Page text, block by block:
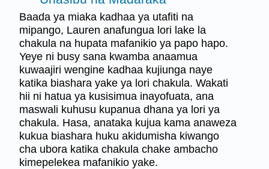
Baada ya miaka kadhaa ya utafiti na
mipango, Lauren anafungua lori lake la
chakula na hupata mafanikio ya papo hapo.
Yeye ni busy sana kwamba anaamua
kuwaajiri wengine kadhaa kujiunga naye
katika biashara yake ya lori chakula. Wakati
hii ni hatua ya kusisimua inayofuata, ana
maswali kuhusu kupanua dhana ya lori ya
chakula. Hasa, anataka kujua kama anaweza
kukua biashara huku akidumisha kiwango
cha ubora katika chakula chake ambacho
kimepelekea mafanikio yake.